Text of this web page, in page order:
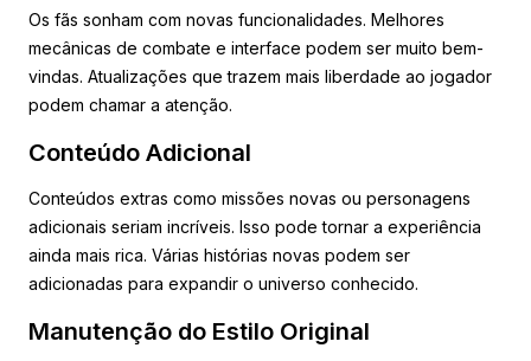
Os fãs sonham com novas funcionalidades. Melhores
mecânicas de combate e interface podem ser muito bem-
vindas. Atualizações que trazem mais liberdade ao jogador
podem chamar a atenção.
Conteúdo Adicional
Conteúdos extras como missões novas ou personagens
adicionais seriam incríveis. Isso pode tornar a experiência
ainda mais rica. Várias histórias novas podem ser
adicionadas para expandir o universo conhecido.
Manutenção do Estilo Original